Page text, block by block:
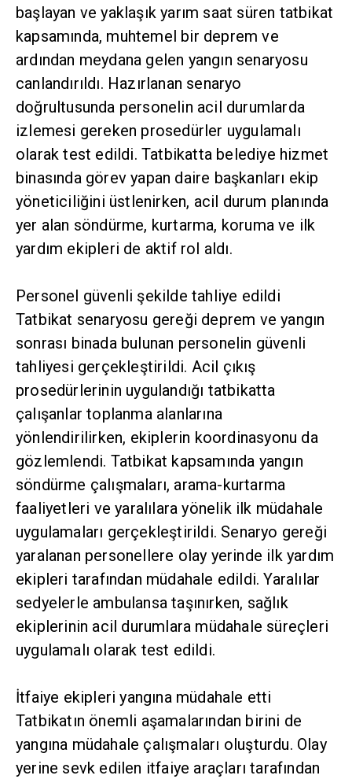
başlayan ve yaklaşık yarım saat süren tatbikat
kapsamında, muhtemel bir deprem ve
ardından meydana gelen yangın senaryosu
canlandırıldı. Hazırlanan senaryo
doğrultusunda personelin acil durumlarda
izlemesi gereken prosedürler uygulamalı
olarak test edildi. Tatbikatta belediye hizmet
binasında görev yapan daire başkanları ekip
yöneticiliğini üstlenirken, acil durum planında
yer alan söndürme, kurtarma, koruma ve ilk
yardım ekipleri de aktif rol aldı.
Personel güvenli şekilde tahliye edildi
Tatbikat senaryosu gereği deprem ve yangın
sonrası binada bulunan personelin güvenli
tahliyesi gerçekleştirildi. Acil çıkış
prosedürlerinin uygulandığı tatbikatta
çalışanlar toplanma alanlarına
yönlendirilirken, ekiplerin koordinasyonu da
gözlemlendi. Tatbikat kapsamında yangın
söndürme çalışmaları, arama-kurtarma
faaliyetleri ve yaralılara yönelik ilk müdahale
uygulamaları gerçekleştirildi. Senaryo gereği
yaralanan personellere olay yerinde ilk yardım
ekipleri tarafından müdahale edildi. Yaralılar
sedyelerle ambulansa taşınırken, sağlık
ekiplerinin acil durumlara müdahale süreçleri
uygulamalı olarak test edildi.
İtfaiye ekipleri yangına müdahale etti
Tatbikatın önemli aşamalarından birini de
yangına müdahale çalışmaları oluşturdu. Olay
yerine sevk edilen itfaiye araçları tarafından